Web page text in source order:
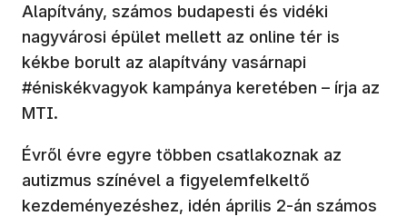
Alapítvány, számos budapesti és vidéki
nagyvárosi épület mellett az online tér is
kékbe borult az alapítvány vasárnapi
#éniskékvagyok kampánya keretében – írja az
MTI.
Évről évre egyre többen csatlakoznak az
autizmus színével a figyelemfelkeltő
kezdeményezéshez, idén április 2-án számos